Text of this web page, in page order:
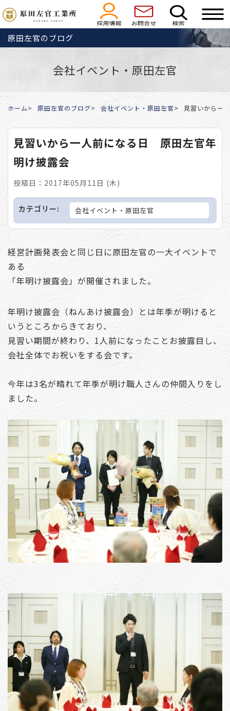
原田左官のブログ
会社イベント・原田左官
ホーム 原田左官のブログ 会社イベント・原田左官 見習いから一
見習いから一人前になる日 原田左官年
明け披露会
投稿日：2017年05月11日 (木)
カテゴリー: 会社イベント・原田左官
経営計画発表会と同じ日に原田左官の一大イベントで
ある
「年明け披露会」が開催されました。
年明け披露会（ねんあけ披露会）とは年季が明けると
いうところからきており、
見習い期間が終わり、1人前になったことお披露目し、
会社全体でお祝いをする会です。
今年は3名が晴れて年季が明け職人さんの仲間入りをし
ました。